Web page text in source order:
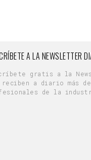
A LA NEWSLETTER
gratis a la
reciben a diario más
de la